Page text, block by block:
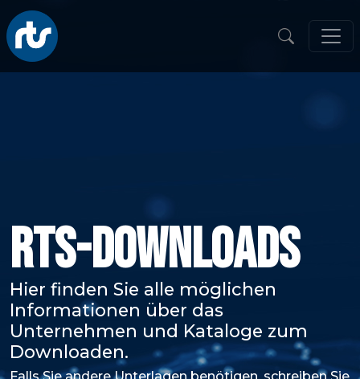
RTS-DOWNLOADS
Hier finden Sie alle möglichen
Informationen über das
Unternehmen und Kataloge zum
Downloaden.